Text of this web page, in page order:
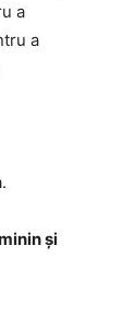
a
a
și